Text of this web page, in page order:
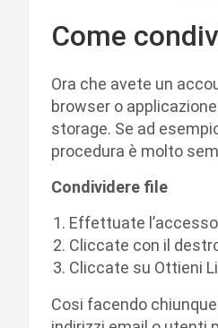
Come
Ora che avete un
browser o
storage. Se ad
procedura è molto
Condividere file
Effettuate
Cliccate con il
Cliccate su Ottieni
Cosi facendo